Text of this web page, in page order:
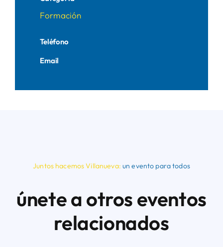
Formación
Teléfono
Email
Juntos hacemos Villanueva: un evento para todos
únete a otros eventos
relacionados